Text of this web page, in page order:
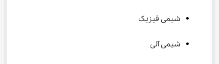
شیمی فیزیک
شیمی آلی